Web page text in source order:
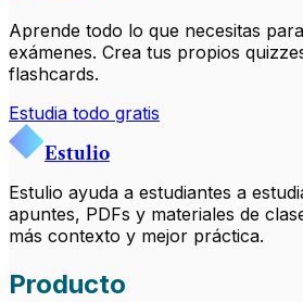
Aprende todo lo que necesitas
exámenes. Crea tus propios
flashcards.
Estudia todo gratis
Estulio
Estulio ayuda a estudiantes a
apuntes, PDFs y materiales de
más contexto y mejor práctica.
Producto